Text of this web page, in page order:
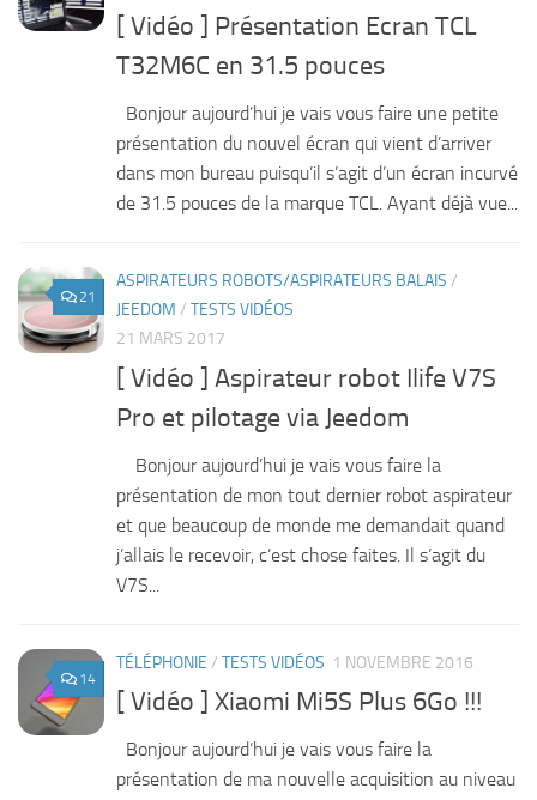
[ Vidéo ] Présentation Ecran TCL
T32M6C en 31.5 pouces
Bonjour aujourd’hui je vais vous faire une petite
présentation du nouvel écran qui vient d’arriver
dans mon bureau puisqu’il s’agit d’un écran incurvé
de 31.5 pouces de la marque TCL. Ayant déjà vue...
21
ASPIRATEURS ROBOTS/ASPIRATEURS BALAIS /
JEEDOM / TESTS VIDÉOS
21 MARS 2017
[ Vidéo ] Aspirateur robot Ilife V7S
Pro et pilotage via Jeedom
Bonjour aujourd’hui je vais vous faire la
présentation de mon tout dernier robot aspirateur
et que beaucoup de monde me demandait quand
j’allais le recevoir, c’est chose faites. Il s’agit du
V7S...
14
TÉLÉPHONIE / TESTS VIDÉOS 1 NOVEMBRE 2016
[ Vidéo ] Xiaomi Mi5S Plus 6Go !!!
Bonjour aujourd‘hui je vais vous faire la
présentation de ma nouvelle acquisition au niveau